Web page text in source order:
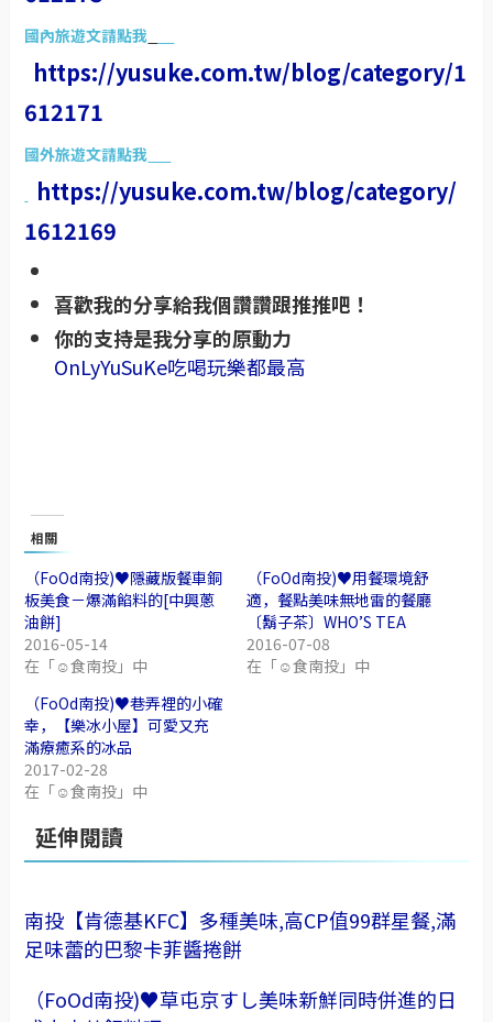
國內旅遊文請點我
https://yusuke.com.tw/blog/category/1
612171
國外旅遊文請點我
https://yusuke.com.tw/blog/category/
1612169
喜歡我的分享給我個讚讚跟推推吧！
你的支持是我分享的原動力
OnLyYuSuKe吃喝玩樂都最高
相關
（FoOd南投)♥隱藏版餐車銅
板美食－爆滿餡料的[中興蔥
油餅]
2016-05-14
在「☺食南投」中
（FoOd南投)♥用餐環境舒
適，餐點美味無地雷的餐廳
〔鬍子茶〕WHO’S TEA
2016-07-08
在「☺食南投」中
（FoOd南投)♥巷弄裡的小確
幸，【樂冰小屋】可愛又充
滿療癒系的冰品
2017-02-28
在「☺食南投」中
延伸閱讀
南投【肯德基KFC】多種美味,高CP值99群星餐,滿
足味蕾的巴黎卡菲醬捲餅
（FoOd南投)♥草屯京すし美味新鮮同時併進的日